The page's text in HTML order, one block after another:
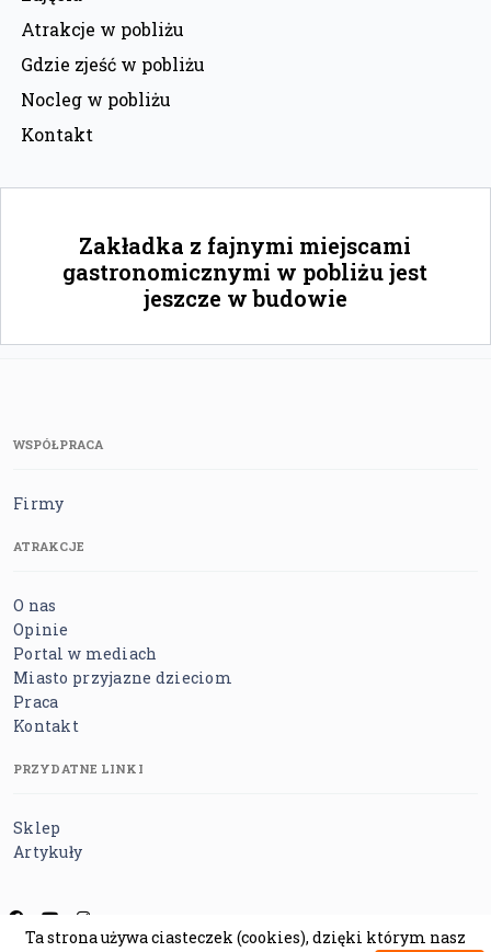
Atrakcje w pobliżu
Gdzie zjeść w pobliżu
Nocleg w pobliżu
Kontakt
Zakładka z fajnymi miejscami
gastronomicznymi w pobliżu jest
jeszcze w budowie
WSPÓŁPRACA
Firmy
ATRAKCJE
O nas
Opinie
Portal w mediach
Miasto przyjazne dzieciom
Praca
Kontakt
PRZYDATNE LINKI
Sklep
Artykuły
Ta strona używa ciasteczek (cookies), dzięki którym nasz